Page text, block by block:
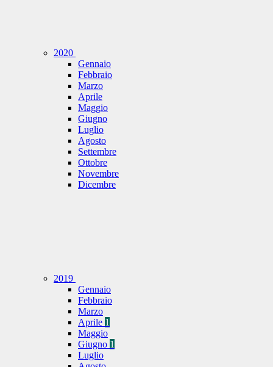
2020
Gennaio
Febbraio
Marzo
Aprile
Maggio
Giugno
Luglio
Agosto
Settembre
Ottobre
Novembre
Dicembre
2019
Gennaio
Febbraio
Marzo
Aprile 1
Maggio
Giugno 1
Luglio